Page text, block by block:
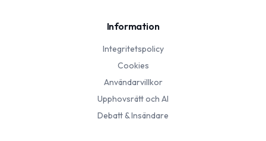
Information
Integritetspolicy
Cookies
Användarvillkor
Upphovsrätt och AI
Debatt & Insändare